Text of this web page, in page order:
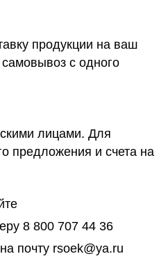
продукции на ваш
самовывоз с одного
лицами. Для
предложения и счета на
8 800 707 44 36
почту rsoek@ya.ru